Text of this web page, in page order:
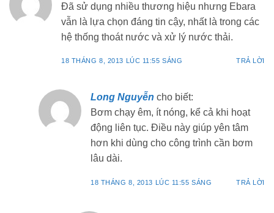
Đã sử dụng nhiều thương hiệu nhưng Ebara
vẫn là lựa chọn đáng tin cậy, nhất là trong các
hệ thống thoát nước và xử lý nước thải.
18 THÁNG 8, 2013 LÚC 11:55 SÁNG TRẢ LỜI
Long Nguyễn cho biết:
Bơm chạy êm, ít nóng, kể cả khi hoạt
động liên tục. Điều này giúp yên tâm
hơn khi dùng cho công trình cần bơm
lâu dài.
18 THÁNG 8, 2013 LÚC 11:55 SÁNG TRẢ LỜI